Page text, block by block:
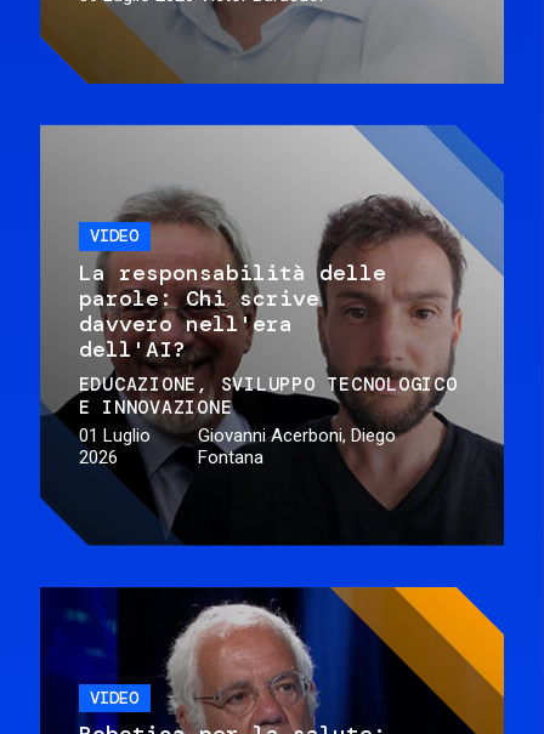
VIDEO
La responsabilità delle
parole: Chi scrive
davvero nell'era
dell'AI?
EDUCAZIONE
SVILUPPO TECNOLOGICO
E INNOVAZIONE
01 Luglio
2026
Giovanni Acerboni, Diego
Fontana
VIDEO